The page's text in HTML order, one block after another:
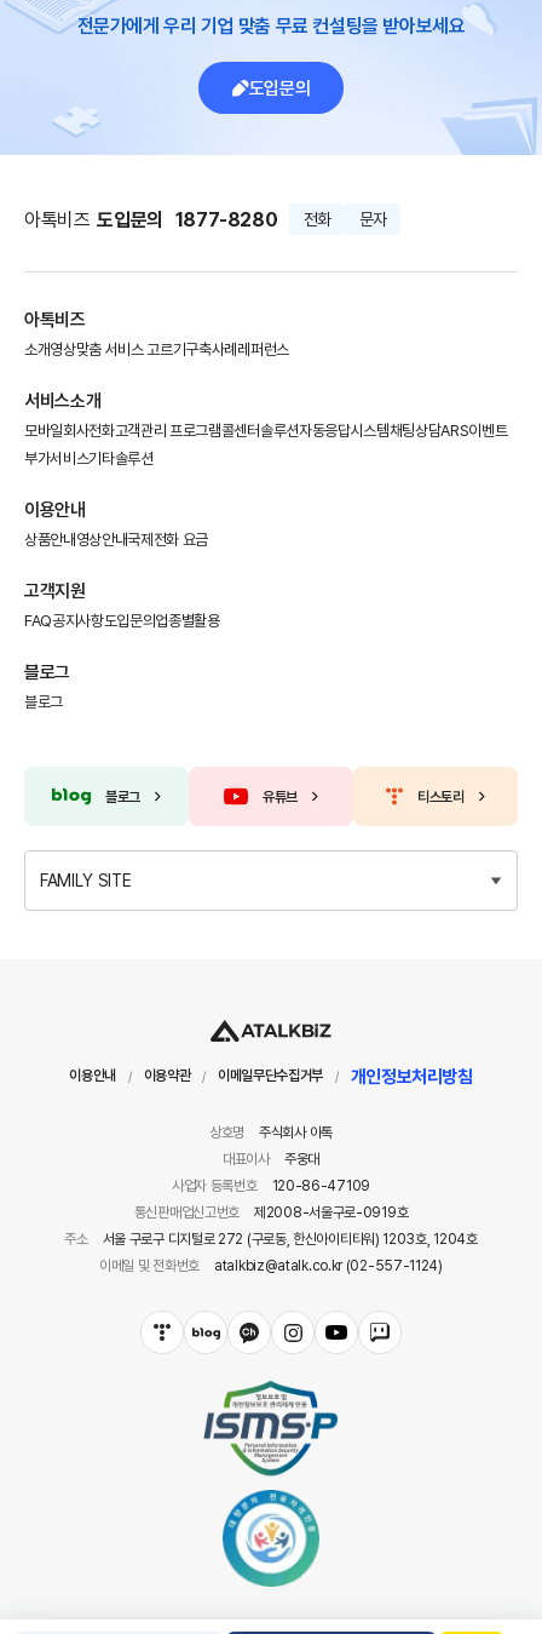
전문가에게 우리 기업 맞춤 무료 컨설팅을 받아보세요
도입문의
아톡비즈 도입문의 1877-8280 전화 문자
아톡비즈
소개영상맞춤 서비스 고르기구축사례 레퍼런스
서비스소개
모바일회사전화고객관리 프로그램콜센터솔루션자동응답시스템채팅상담ARS이벤트
부가서비스기타솔루션
이용안내
상품안내 영상안내국제전화 요금
고객지원
FAQ공지사항도입문의 업종별활용
블로그
블로그
블로그 유튜브 티스토리
FAMILY SITE
이용안내 / 이용약관 / 이메일무단수집거부 / 개인정보처리방침
상호명
주식회사 아톡
대표이사
주웅대
사업자 등록번호
120-86-47109
통신판매업신고번호
제2008-서울구로-0919호
주소
서울 구로구 디지털로 272 (구로동, 한신아이티타워) 1203호, 1204호
이메일 및 전화번호
atalkbiz@atalk.co.kr (02-557-1124)